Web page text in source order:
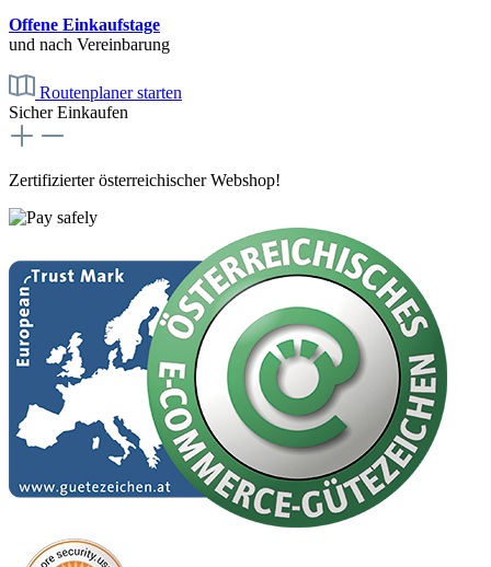
Offene Einkaufstage
und nach Vereinbarung
Routenplaner starten
Sicher Einkaufen
Zertifizierter österreichischer Webshop!